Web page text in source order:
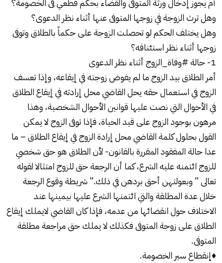
أم يجوز إدخال ورثة المتوفى والقضاء بحكم قطعي فى الخصومة؟
وهل ترث الزوجة في زوجها المتوفى عنها أثناء نظر الدعوى؟
وهل يختلف الحكم لو تحصلت الزوجة على حكماًبالطلاقوتوفى
زوجها أثناء نظر استئنافه؟
1- حالة #وفاة_الزوج أثناء نظر الدعوى
أمر الطلاق بيد الزوج ما لم يفوض زوجته في إيقاعه، وإذا تعسف
الزوج في استعمال حقه يحل القاضي محل إرادته في إيقاع الطلاق
في الأحوال التي نصت عليها قوانين الأحوال الشخصية، وهذا
مرهون بوجود الزوج على قيد الحياة، فإذا توفى الزوج لا يمكن
القول بحلول كلمة القاضي محل إرادة الزوج في إيقاع الطلاق – ما
عدا حالة المفقود المقررة بالقانون- لأن الطلاق هو حق شخصي
للزوج ائتمنه عليه الشرع، كما أن الرجعة حق للزوج امتثالا لقوله
تعالى ” وبعولتهن أحق بردهن في ذلك.” شريطة وقوع الرجعة
خلال عدة المطلقة والتي ائتمنها الشرع عليها بيمينها عند
الاختلاف حول انقضائها من عدمه، فإذا كان القاضي لايملك إيقاع
الطلاق على زوجة المتوفى فكذلك لا يملك حق مراجعة مطلقة
المتوفى.
♦️إنقطاع سير الخصومة.